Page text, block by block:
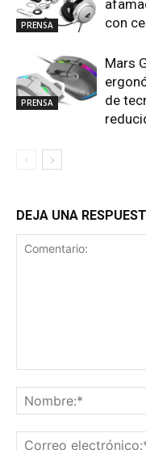
PRENSA
con
PRENSA
Mars
de
DEJA UNA